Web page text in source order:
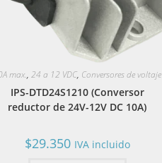
max.,24 a 12 VDC, Conversores de voltaje
IPS-DTD24S1210 (Conversor
reductor de 24V-12V DC 10A)
$29.350 IVA incluido